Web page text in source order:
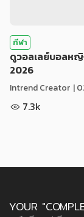
กีฬา
ดูวอลเลย์บอลหญิ
2026
Intrend Creator |
7.3k
YOUR